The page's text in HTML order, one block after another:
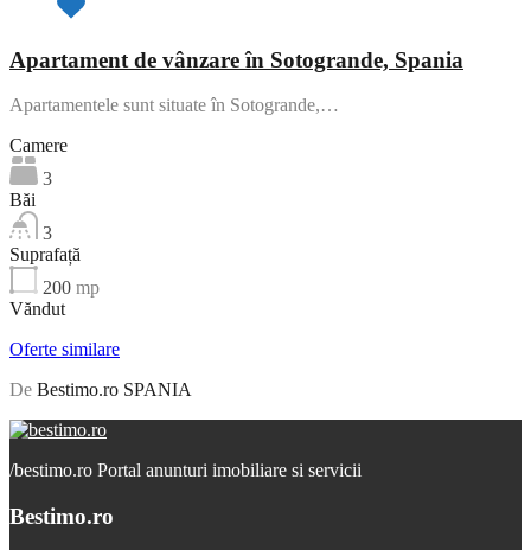
Apartament de vânzare în Sotogrande, Spania
Apartamentele sunt situate în Sotogrande,…
Camere
3
Băi
3
Suprafață
200 mp
Văndut
Oferte similare
De Bestimo.ro SPANIA
/bestimo.ro Portal anunturi imobiliare si servicii
Bestimo.ro